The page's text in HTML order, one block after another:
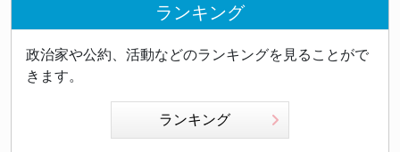
ランキング
政治家や公約、活動などのランキングを見ることがで
きます。
ランキング